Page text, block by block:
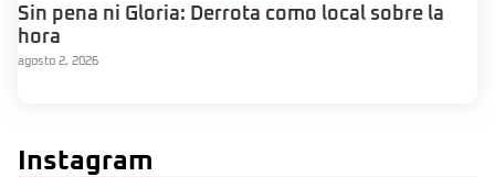
Sin pena ni Gloria: Derrota como local sobre la
hora
agosto 2, 2026
Instagram